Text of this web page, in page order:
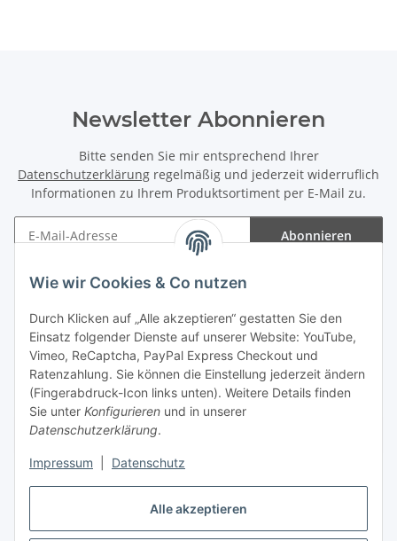
Alle akzeptieren
Wie wir Cookies & Co nutzen
Durch Klicken auf „Alle akzeptieren“ gestatten Sie den
Einsatz folgender Dienste auf unserer Website: YouTube,
Vimeo, ReCaptcha, PayPal Express Checkout und
Ratenzahlung. Sie können die Einstellung jederzeit ändern
(Fingerabdruck-Icon links unten). Weitere Details finden
Sie unter Konfigurieren und in unserer
Datenschutzerklärung.
Impressum Datenschutz
Newsletter Abonnieren
Bitte senden Sie mir entsprechend Ihrer
Datenschutzerklärung regelmäßig und jederzeit widerruflich
Informationen zu Ihrem Produktsortiment per E-Mail zu.
Abonnieren
Gesetzliche Informationen
Vertrag widerrufen
* Gemäß §19 UStG wird keine Umsatzsteuer berechnet, zzgl.Versand